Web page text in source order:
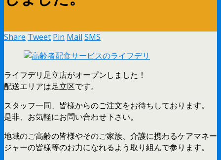
Share Tweet Pin Mail SMS
ライフデリ足立店がオープンしました！
配送エリアは足立区です。
スタッフ一同、皆様からのご注文をお待ちしております。
是非、お気軽にお問い合わせ下さい。
地域のご高齢の皆様やそのご家族、介護に携わるケアマネー
ジャーの皆様等のお力になれるよう取り組んで参ります。